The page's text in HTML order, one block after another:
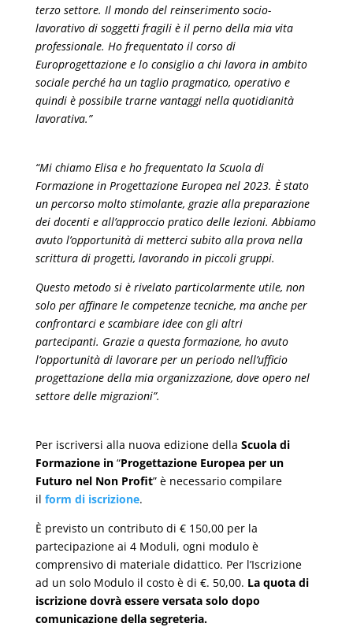
terzo settore. Il mondo del reinserimento socio-
lavorativo di soggetti fragili è il perno della mia vita
professionale. Ho frequentato il corso di
Europrogettazione e lo consiglio a chi lavora in ambito
sociale perché ha un taglio pragmatico, operativo e
quindi è possibile trarne vantaggi nella quotidianità
lavorativa.”
“Mi chiamo Elisa e ho frequentato la Scuola di
Formazione in Progettazione Europea nel 2023. È stato
un percorso molto stimolante, grazie alla preparazione
dei docenti e all’approccio pratico delle lezioni. Abbiamo
avuto l’opportunità di metterci subito alla prova nella
scrittura di progetti, lavorando in piccoli gruppi.
Questo metodo si è rivelato particolarmente utile, non
solo per affinare le competenze tecniche, ma anche per
confrontarci e scambiare idee con gli altri
partecipanti. Grazie a questa formazione, ho avuto
l’opportunità di lavorare per un periodo nell’ufficio
progettazione della mia organizzazione, dove opero nel
settore delle migrazioni”.
Per iscriversi alla nuova edizione della Scuola di
Formazione in“Progettazione Europea per un
Futuro nel Non Profit” è necessario compilare
il form di iscrizione.
È previsto un contributo di € 150,00 per la
partecipazione ai 4 Moduli, ogni modulo è
comprensivo di materiale didattico. Per l’Iscrizione
ad un solo Modulo il costo è di €. 50,00. La quota di
iscrizione dovrà essere versata solo dopo
comunicazione della segreteria.